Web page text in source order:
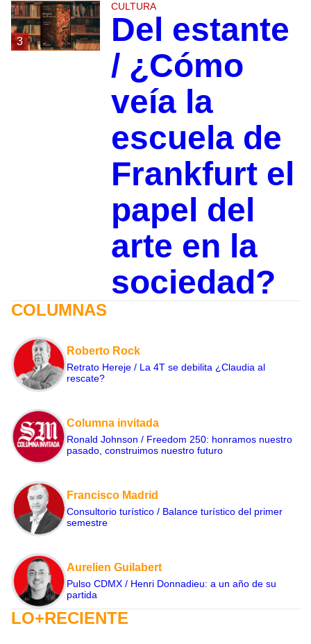
3
CULTURA
Del estante
/ ¿Cómo
veía la
escuela de
Frankfurt el
papel del
arte en la
sociedad?
COLUMNAS
Roberto Rock
Retrato Hereje / La 4T se debilita ¿Claudia al
rescate?
Columna invitada
Ronald Johnson / Freedom 250: honramos nuestro
pasado, construimos nuestro futuro
Francisco Madrid
Consultorio turístico / Balance turístico del primer
semestre
Aurelien Guilabert
Pulso CDMX / Henri Donnadieu: a un año de su
partida
LO+RECIENTE